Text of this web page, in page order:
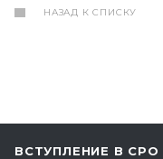
НАЗАД К СПИСКУ
ВСТУПЛЕНИЕ В СРО